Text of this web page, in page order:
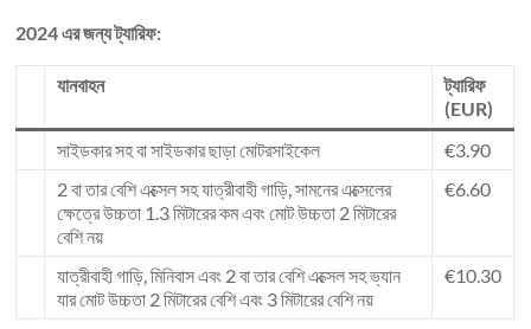
2024 এর জন্য ট্যারিফ:
যানবাহন
ট্যারিফ
(EUR)
সাইডকার সহ বা সাইডকার ছাড়া মোটরসাইকেল
€3.90
2 বা তার বেশি এক্সেল সহ যাত্রীবাহী গাড়ি, সামনের এক্সেলের
ক্ষেত্রে উচ্চতা 1.3 মিটারের কম এবং মোট উচ্চতা 2 মিটারের
বেশি নয়
€6.60
যাত্রীবাহী গাড়ি, মিনিবাস এবং 2 বা তার বেশি এক্সেল সহ ভ্যান
যার মোট উচ্চতা 2 মিটারের বেশি এবং 3 মিটারের বেশি নয়
€10.30